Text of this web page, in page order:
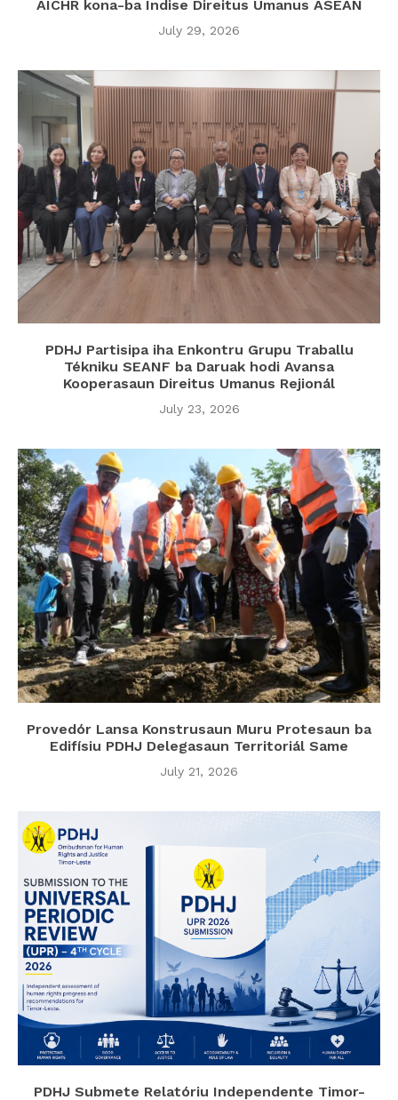
AICHR kona-ba Índise Direitus Umanus ASEAN
July 29, 2026
PDHJ Partisipa iha Enkontru Grupu Traballu
Tékniku SEANF ba Daruak hodi Avansa
Kooperasaun Direitus Umanus Rejionál
July 23, 2026
Provedór Lansa Konstrusaun Muru Protesaun ba
Edifísiu PDHJ Delegasaun Territoriál Same
July 21, 2026
PDHJ Submete Relatóriu Independente Timor-